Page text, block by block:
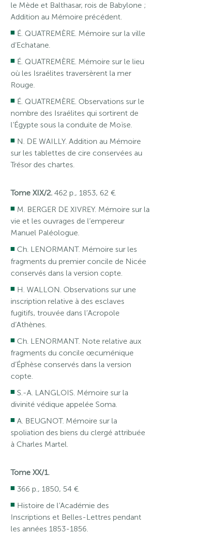
le Mède et Balthasar, rois de Babylone ;
Addition au Mémoire précédent.
É. QUATREMÈRE. Mémoire sur la ville
d’Echatane.
É. QUATREMÈRE. Mémoire sur le lieu
où les Israélites traversèrent la mer
Rouge.
É. QUATREMÈRE. Observations sur le
nombre des Israélites qui sortirent de
l’Égypte sous la conduite de Moïse.
N. DE WAILLY. Addition au Mémoire
sur les tablettes de cire conservées au
Trésor des chartes.
Tome XIX/2. 462 p., 1853, 62 €.
M. BERGER DE XIVREY. Mémoire sur la
vie et les ouvrages de l’empereur
Manuel Paléologue.
Ch. LENORMANT. Mémoire sur les
fragments du premier concile de Nicée
conservés dans la version copte.
H. WALLON. Observations sur une
inscription relative à des esclaves
fugitifs, trouvée dans l’Acropole
d’Athènes.
Ch. LENORMANT. Note relative aux
fragments du concile œcuménique
d’Éphèse conservés dans la version
copte.
S.-A. LANGLOIS. Mémoire sur la
divinité védique appelée Soma.
A. BEUGNOT. Mémoire sur la
spoliation des biens du clergé attribuée
à Charles Martel.
Tome XX/1.
366 p., 1850, 54 €.
Histoire de l’Académie des
Inscriptions et Belles-Lettres pendant
les années 1853-1856.